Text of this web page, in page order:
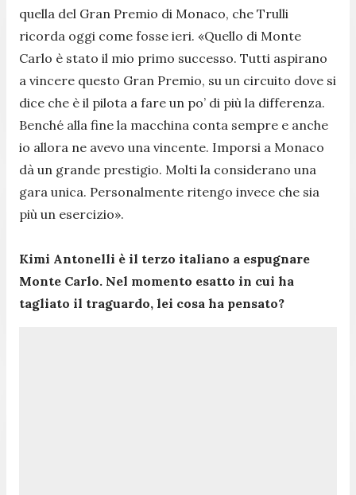
quella del Gran Premio di Monaco, che Trulli
ricorda oggi come fosse ieri. «Quello di Monte
Carlo è stato il mio primo successo. Tutti aspirano
a vincere questo Gran Premio, su un circuito dove si
dice che è il pilota a fare un po’ di più la differenza.
Benché alla fine la macchina conta sempre e anche
io allora ne avevo una vincente. Imporsi a Monaco
dà un grande prestigio. Molti la considerano una
gara unica. Personalmente ritengo invece che sia
più un esercizio».
Kimi Antonelli è il terzo italiano a espugnare
Monte Carlo. Nel momento esatto in cui ha
tagliato il traguardo, lei cosa ha pensato?